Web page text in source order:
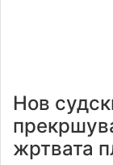
Нов
жртвата